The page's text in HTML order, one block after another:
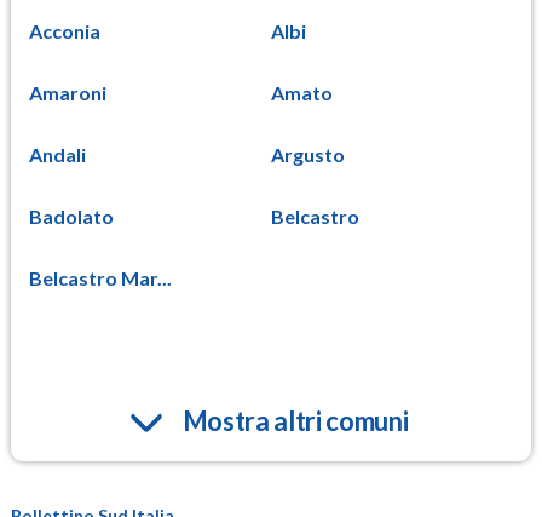
Acconia Albi
Amaroni Amato
Andali Argusto
Badolato Belcastro
Belcastro Mar...
Mostra altri comuni